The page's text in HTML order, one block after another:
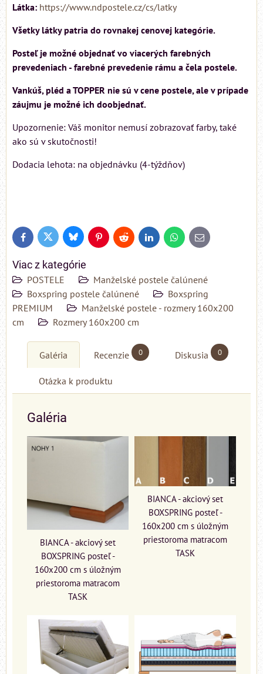
Látka: https://www.ndpostele.cz/cs/latky
Všetky látky patria do rovnakej cenovej kategórie.
Posteľ je možné objednať vo viacerých farebných
prevedeniach - farebné prevedenie rámu a čela postele.
Vankúš, pléd a TOPPER nie sú v cene postele, ale v prípade
záujmu je možné ich doobjednať.
Upozornenie: Váš monitor nemusí zobrazovať farby, také
ako sú v skutočnosti!
Dodacia lehota: na objednávku (4-týždňov)
FacebookTwitter BlueskyPinterestReddit LinkedInWhatsApp
E-
mail
Viac z kategórie
POSTELE
Manželské postele čalúnené
Boxspring postele čalúnené
Boxspring
PREMIUM
Manželské postele - rozmery 160x200
cm
Rozmery 160x200 cm
Galéria Recenzie 0 Diskusia 0
Otázka k produktu
Galéria
BIANCA - akciový set
BOXSPRING posteľ -
160x200 cm s úložným
priestoroma matracom
TASK
BIANCA - akciový set
BOXSPRING posteľ -
160x200 cm s úložným
priestoroma matracom
TASK